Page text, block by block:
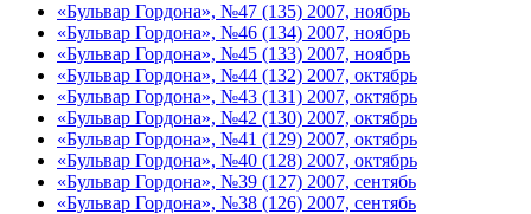
«Бульвар Гордона», №47 (135) 2007, ноябрь
«Бульвар Гордона», №46 (134) 2007, ноябрь
«Бульвар Гордона», №45 (133) 2007, ноябрь
«Бульвар Гордона», №44 (132) 2007, октябрь
«Бульвар Гордона», №43 (131) 2007, октябрь
«Бульвар Гордона», №42 (130) 2007, октябрь
«Бульвар Гордона», №41 (129) 2007, октябрь
«Бульвар Гордона», №40 (128) 2007, октябрь
«Бульвар Гордона», №39 (127) 2007, сентябь
«Бульвар Гордона», №38 (126) 2007, сентябь